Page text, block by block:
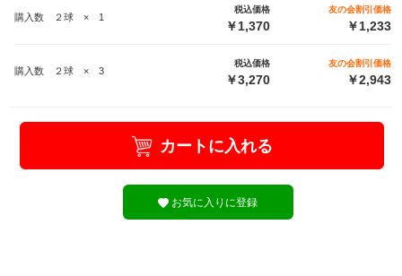
購入数 ２球 × 1
税込価格
￥1,370
友の会割引価格
￥1,233
購入数 ２球 × 3
税込価格
￥3,270
友の会割引価格
￥2,943
カートに入れる
お気に入りに登録